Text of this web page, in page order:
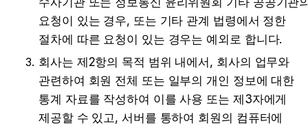
요청이 있는 경우, 또는 기타 관계 법령에서 정한
절차에 따른 요청이 있는 경우는 예외로 합니다.
회사는 제2항의 목적 범위 내에서, 회사의 업무와
관련하여 회원 전체 또는 일부의 개인 정보에 대한
통계 자료를 작성하여 이를 사용 또는 제3자에게
제공할 수 있고, 서버를 통하여 회원의 컴퓨터에